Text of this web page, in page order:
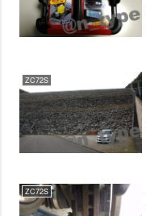
ZC72S
ZC72S